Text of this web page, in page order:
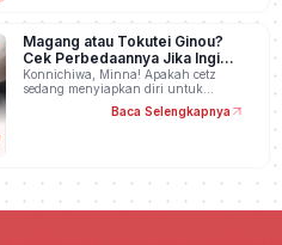
Magang atau Tokutei Ginou?
Cek Perbedaannya Jika Ingin
Kerja di Jepang
Konnichiwa, Minna! Apakah cetz
sedang menyiapkan diri untuk…
Baca Selengkapnya